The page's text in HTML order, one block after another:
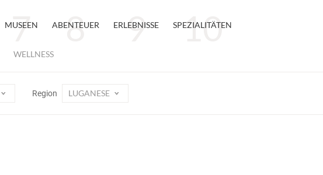
MUSEEN ABENTEUER ERLEBNISSE SPEZIALITÄTEN
WELLNESS
Region LUGANESE